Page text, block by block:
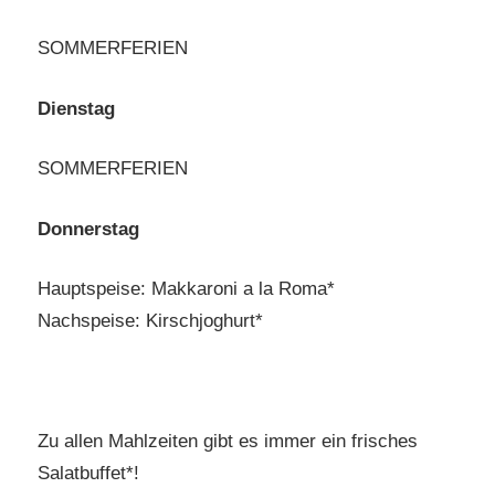
SOMMERFERIEN
Dienstag
SOMMERFERIEN
Donnerstag
Hauptspeise: Makkaroni a la Roma*
Nachspeise: Kirschjoghurt*
Zu allen Mahlzeiten gibt es immer ein frisches
Salatbuffet*!